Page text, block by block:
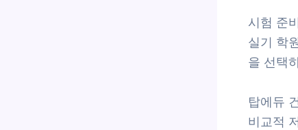
시험 준
실기 학
을 선택
탑에듀
비교적